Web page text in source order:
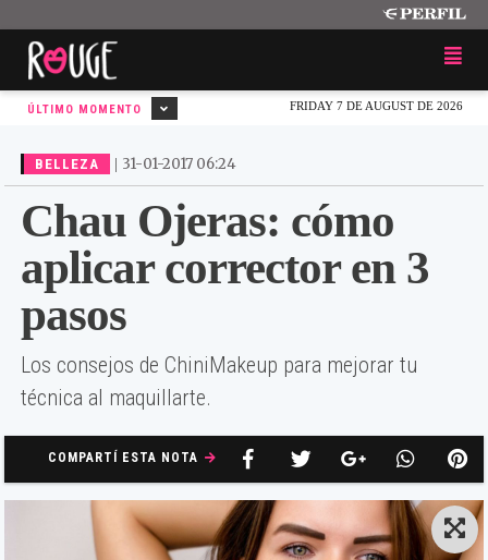
FRIDAY 7 DE AUGUST DE 2026
ÚLTIMO MOMENTO
BELLEZA | 31-01-2017 06:24
Chau Ojeras: cómo
aplicar corrector en 3
pasos
Los consejos de ChiniMakeup para mejorar tu
técnica al maquillarte.
COMPARTÍ ESTA NOTA